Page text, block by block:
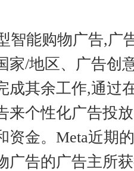
智能购物广告,广
家/地区、广告创
成其余工作,通过
来个性化广告投
资金。Meta近期
广告的广告主所